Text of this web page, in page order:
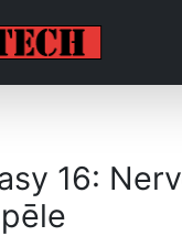
16: